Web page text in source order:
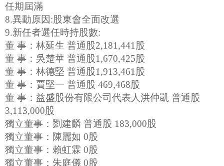
任期屆滿
8.異動原因:股東會全面改選
9.新任者選任時持股數:
董 事：林延生 普通股2,181,441股
董 事：吳楚華 普通股1,670,425股
董 事：林德堅 普通股1,913,461股
董 事：賈堅一 普通股 469,468股
董 事：益盛股份有限公司代表人洪仲凱 普通股
3,113,000股
獨立董事：劉建麟 普通股 183,000股
獨立董事：陳麗如 0股
獨立董事：賴虹霖 0股
獨立董事：朱庭儀 0股